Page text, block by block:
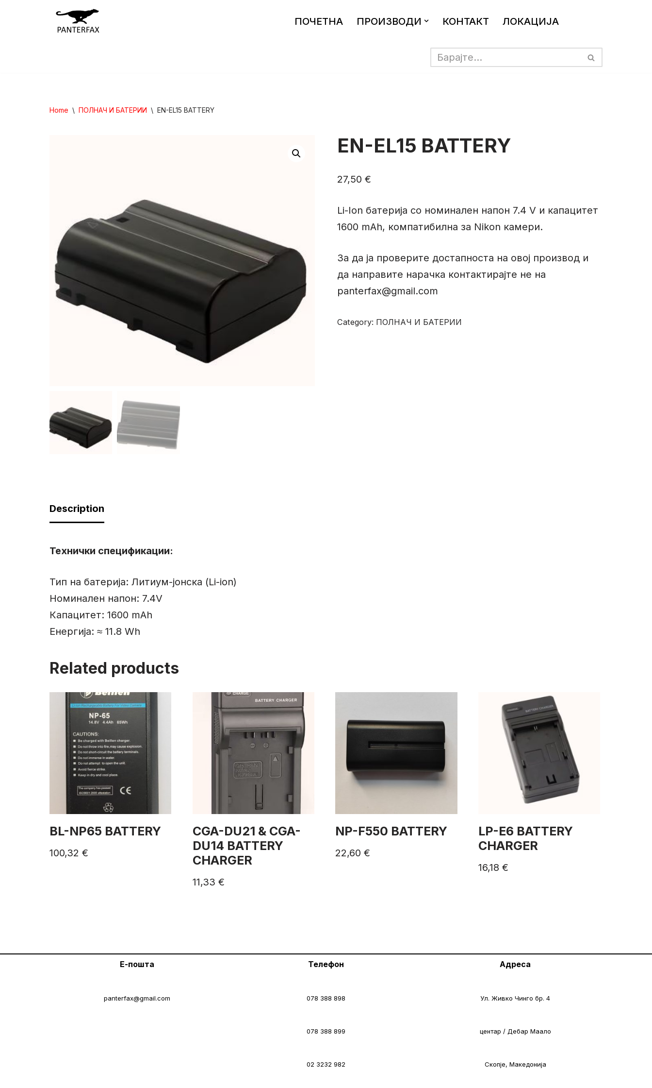
ПОЧЕТНА ПРОИЗВОДИ КОНТАКТ ЛОКАЦИЈА
Home \ ПОЛНАЧ И БАТЕРИИ \ EN-EL15 BATTERY
EN-EL15 BATTERY
27,50 €
Li-Ion батериja со номинален напон 7.4 V и капацитет
1600 mAh, компатибилна за Nikon камери.
За да ја проверите достапноста на овој производ и
да направите нарачка контактирајте не на
panterfax@gmail.com
Category: ПОЛНАЧ И БАТЕРИИ
Description
Технички спецификации:
Тип на батерија: Литиум-јонска (Li-ion)
Номинален напон: 7.4V
Капацитет: 1600 mAh
Енергија: ≈ 11.8 Wh
Related products
BL-NP65 BATTERY
100,32 €
CGA-DU21 & CGA-
DU14 BATTERY
CHARGER
11,33 €
NP-F550 BATTERY
22,60€
LP-E6 BATTERY
CHARGER
16,18€
Е-пошта
panterfax@gmail.com
Телефон
078 388 898
078 388 899
02 3232 982
Адреса
Ул. Живко Чинго бр. 4
центар / Дебар Маало
Скопје, Македонија